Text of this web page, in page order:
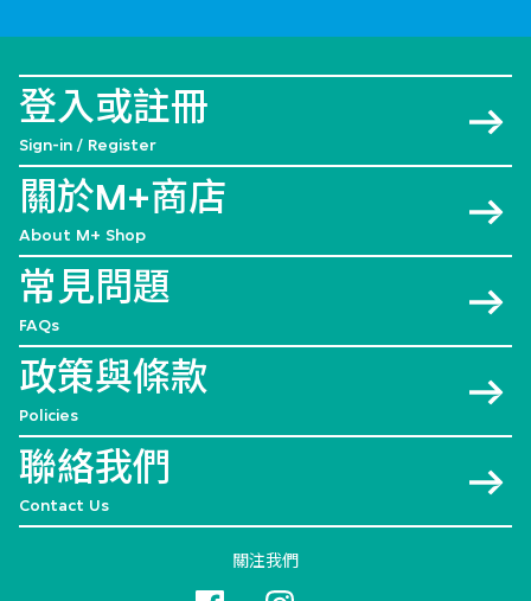
登入或註冊
Sign-in / Register
關於M+商店
About M+ Shop
常見問題
FAQs
政策與條款
Policies
聯絡我們
Contact Us
關注我們